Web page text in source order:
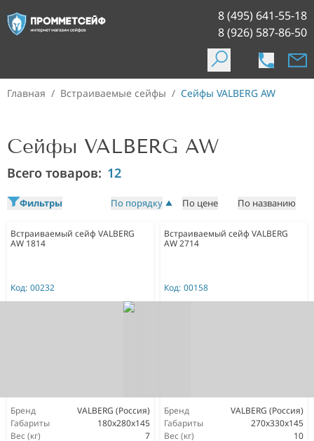
8 (495) 641-55-18
8 (926) 587-86-50
Главная / Встраиваемые сейфы / Сейфы VALBERG AW
Сейфы VALBERG AW
Всего товаров: 12
Фильтры По порядку По цене По названию
Встраиваемый сейф VALBERG
AW 1814
Код: 00232
Бренд
VALBERG (Россия)
Габариты
180x280x145
Вес (кг)
7
Встраиваемый сейф VALBERG
AW 2714
Код: 00158
Бренд
VALBERG (Россия)
Габариты
270x330x145
Вес (кг)
10